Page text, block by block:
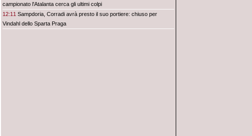
campionato l'Atalanta cerca gli ultimi colpi
12:11 Sampdoria, Corradi avrà presto il suo portiere: chiuso per
Vindahl dello Sparta Praga